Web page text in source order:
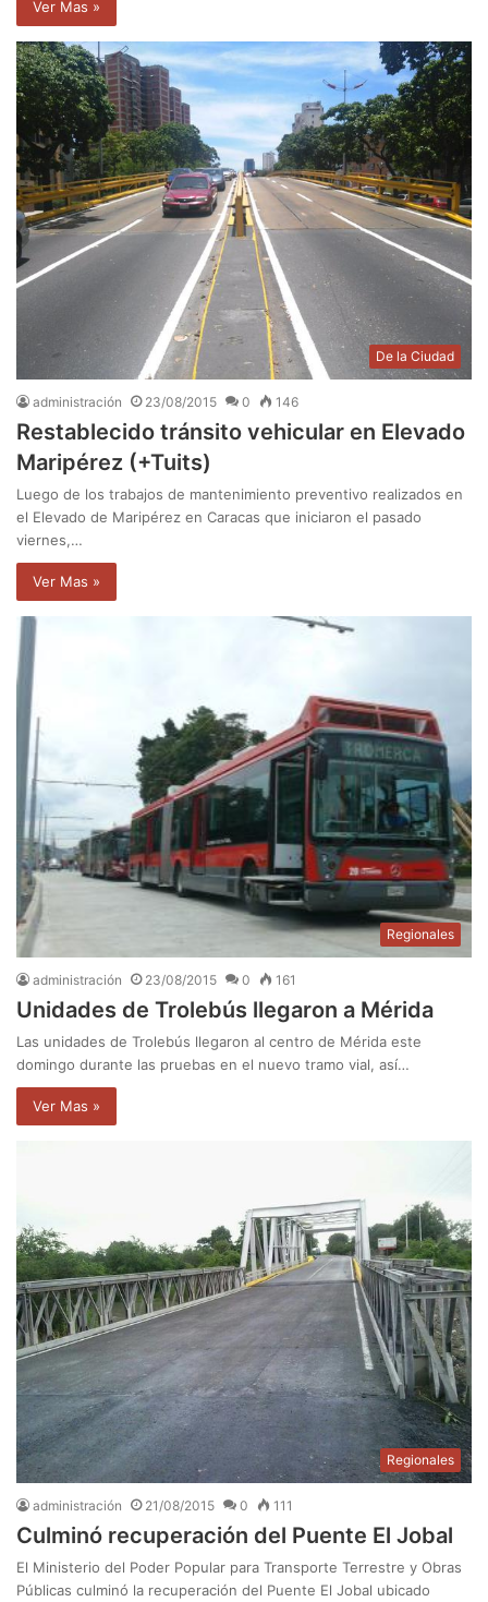
Ver Mas »
De la Ciudad
administración 23/08/2015 0 146
Restablecido tránsito vehicular en Elevado
Maripérez (+Tuits)
Luego de los trabajos de mantenimiento preventivo realizados en
el Elevado de Maripérez en Caracas que iniciaron el pasado
viernes,…
Ver Mas »
Regionales
administración 23/08/2015 0 161
Unidades de Trolebús llegaron a Mérida
Las unidades de Trolebús llegaron al centro de Mérida este
domingo durante las pruebas en el nuevo tramo vial, así…
Ver Mas »
Regionales
administración 21/08/2015 0 111
Culminó recuperación del Puente El Jobal
El Ministerio del Poder Popular para Transporte Terrestre y Obras
Públicas culminó la recuperación del Puente El Jobal ubicado